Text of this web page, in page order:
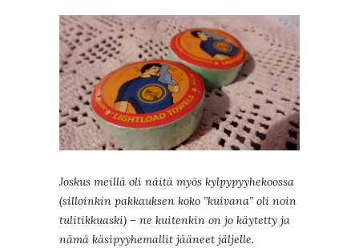
Joskus meillä oli näitä myös kylpypyyhekoossa
(silloinkin pakkauksen koko ”kuivana” oli noin
tulitikkuaski) – ne kuitenkin on jo käytetty ja
nämä käsipyyhemallit jääneet jäljelle.